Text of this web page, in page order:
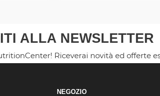
ALLA NEWSLETTER
Riceverai novità ed offerte
NEGOZIO